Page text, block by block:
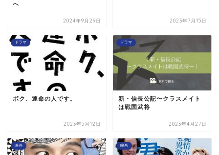
へ
2024年9月29日 2023年7月15日
ドラマ
ボク、運命の人です。
2023年5月12日
ドラマ
新・信長公記〜クラスメイト
は戦国武将
2023年4月27日
映画 映画